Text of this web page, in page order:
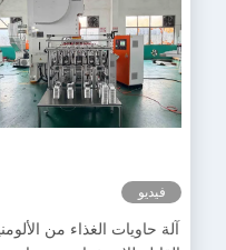
فيديو
آلة حاويات الغذاء من